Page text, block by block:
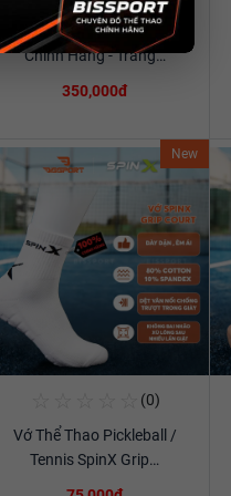
Xem chi tiết
Túi Cầu Lông YWYAT C309
Chính Hãng - Trắng…
350,000đ
New
(0)
Vớ Thể Thao Pickleball /
Tennis SpinX Grip…